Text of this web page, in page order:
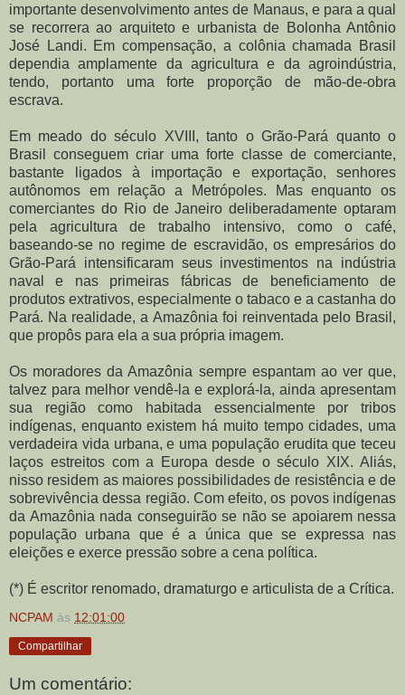
importante desenvolvimento antes de Manaus, e para a qual
se recorrera ao arquiteto e urbanista de Bolonha Antônio
José Landi. Em compensação, a colônia chamada Brasil
dependia amplamente da agricultura e da agroindústria,
tendo, portanto uma forte proporção de mão-de-obra
escrava.
Em meado do século XVIII, tanto o Grão-Pará quanto o
Brasil conseguem criar uma forte classe de comerciante,
bastante ligados à importação e exportação, senhores
autônomos em relação a Metrópoles. Mas enquanto os
comerciantes do Rio de Janeiro deliberadamente optaram
pela agricultura de trabalho intensivo, como o café,
baseando-se no regime de escravidão, os empresários do
Grão-Pará intensificaram seus investimentos na indústria
naval e nas primeiras fábricas de beneficiamento de
produtos extrativos, especialmente o tabaco e a castanha do
Pará. Na realidade, a Amazônia foi reinventada pelo Brasil,
que propôs para ela a sua própria imagem.
Os moradores da Amazônia sempre espantam ao ver que,
talvez para melhor vendê-la e explorá-la, ainda apresentam
sua região como habitada essencialmente por tribos
indígenas, enquanto existem há muito tempo cidades, uma
verdadeira vida urbana, e uma população erudita que teceu
laços estreitos com a Europa desde o século XIX. Aliás,
nisso residem as maiores possibilidades de resistência e de
sobrevivência dessa região. Com efeito, os povos indígenas
da Amazônia nada conseguirão se não se apoiarem nessa
população urbana que é a única que se expressa nas
eleições e exerce pressão sobre a cena política.
(*) É escritor renomado, dramaturgo e articulista de a Crítica.
NCPAM às 12:01:00
Compartilhar
Um comentário: